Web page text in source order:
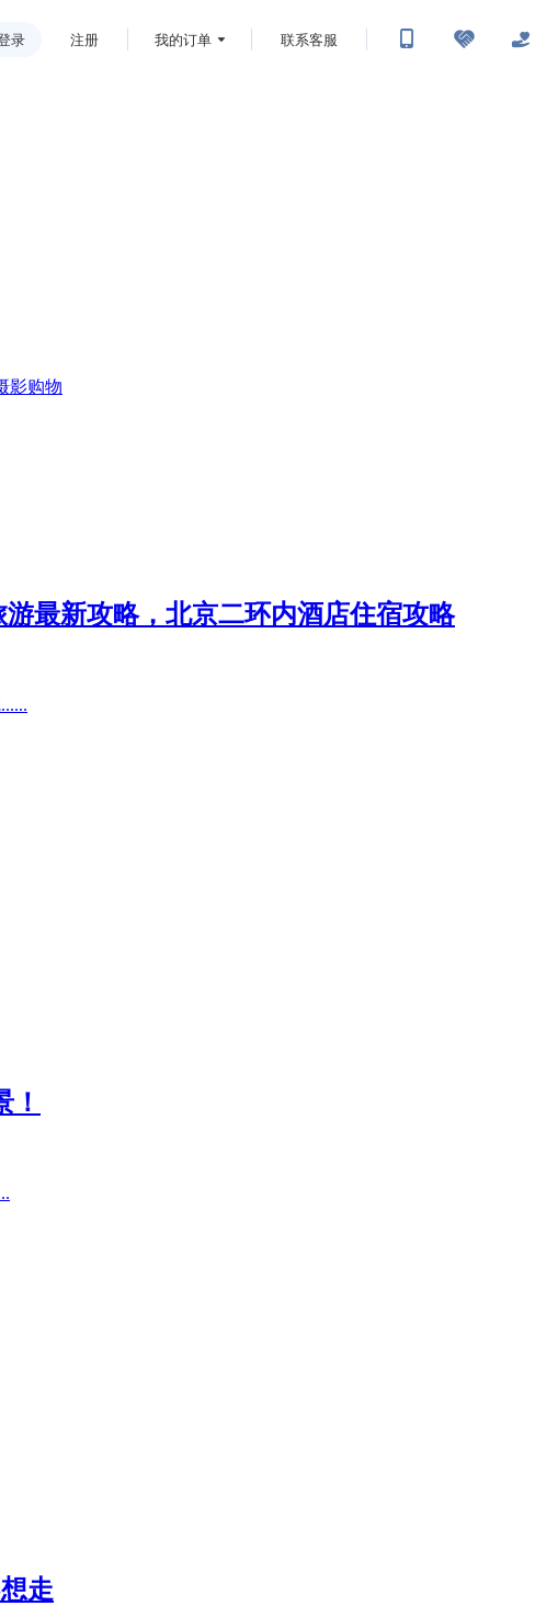
录 注册 我的订单 联系客服
影购物
最新攻略，北京二环内酒店住宿攻略
......
走